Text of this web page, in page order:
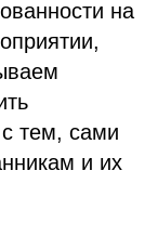
на
тем, сами
и их